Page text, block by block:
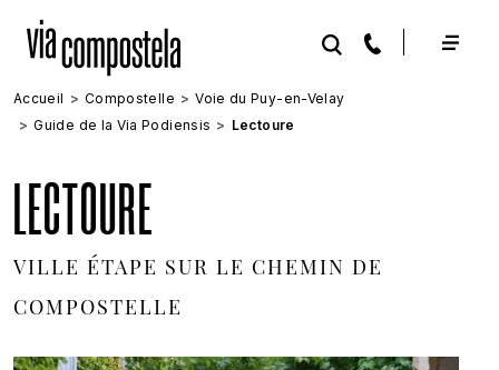
Accueil Compostelle
Voie du Puy-en-Velay
Guide de la Via Podiensis
Lectoure
LECTOURE
VILLE ÉTAPE SUR LE CHEMIN DE
COMPOSTELLE